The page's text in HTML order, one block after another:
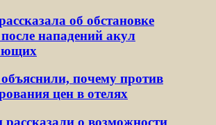
об обстановке
нападений акул
почему против
цен в отелях
рассказали о возможности